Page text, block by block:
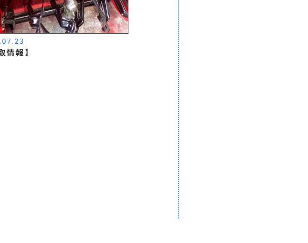
情報】